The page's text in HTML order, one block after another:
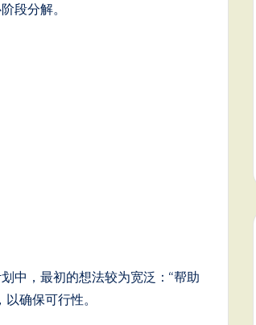
段分解。
中，最初的想法较为宽泛：“帮助
确保可行性。